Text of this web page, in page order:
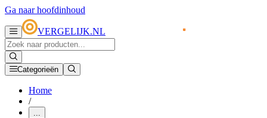
Ga naar hoofdinhoud
VERGELIJK.NL
Categorieën
Home
/
...